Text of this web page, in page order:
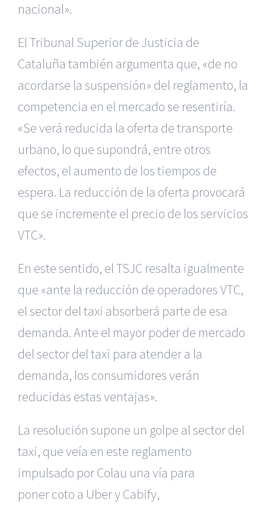
nacional».
El Tribunal Superior de Justicia de
Cataluña también argumenta que, «de no
acordarse la suspensión» del reglamento, la
competencia en el mercado se resentiría.
«Se verá reducida la oferta de transporte
urbano, lo que supondrá, entre otros
efectos, el aumento de los tiempos de
espera. La reducción de la oferta provocará
que se incremente el precio de los servicios
VTC».
En este sentido, el TSJC resalta igualmente
que «ante la reducción de operadores VTC,
el sector del taxi absorberá parte de esa
demanda. Ante el mayor poder de mercado
del sector del taxi para atender a la
demanda, los consumidores verán
reducidas estas ventajas».
La resolución supone un golpe al sector del
taxi, que veía en este reglamento
impulsado por Colau una vía para
ponercoto a Uber y Cabify,
|Reclamación de Accidentes en Alicante|
de Accidentes en Madrid | BGD Abogados Madrid